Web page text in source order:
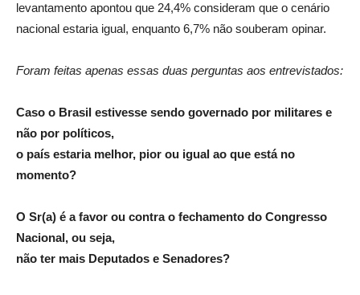
levantamento apontou que 24,4% consideram que o cenário
nacional estaria igual, enquanto 6,7% não souberam opinar.
Foram feitas apenas essas duas perguntas aos entrevistados:
Caso o Brasil estivesse sendo governado por militares e
não por políticos,
o país estaria melhor, pior ou igual ao que está no
momento?
O Sr(a) é a favor ou contra o fechamento do Congresso
Nacional, ou seja,
não ter mais Deputados e Senadores?